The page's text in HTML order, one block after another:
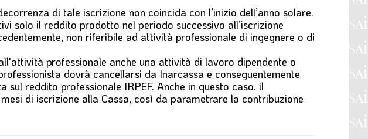
di tale iscrizione non coincida con l’inizio dell’anno solare.
solo il reddito prodotto nel periodo successivo all’iscrizione
non riferibile ad attività professionale di ingegnere o di
professionale anche una attività di lavoro dipendente o
dovrà cancellarsi da Inarcassa e conseguentemente
reddito professionale IRPEF. Anche in questo caso, il
di iscrizione alla Cassa, così da parametrare la contribuzione